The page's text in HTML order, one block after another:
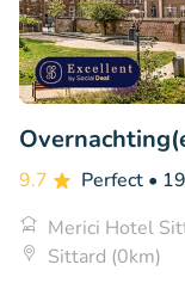
9.7 Perfect •
Merici Hotel
Sittard (0km)